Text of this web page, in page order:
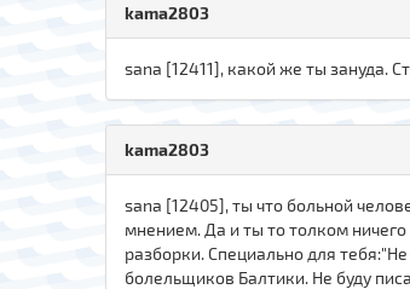
kama2803
sana [12411], какой же ты зануда.
kama2803
sana [12405], ты что больной
мнением. Да и ты то толком
разборки. Специально для
болельщиков Балтики. Не буду